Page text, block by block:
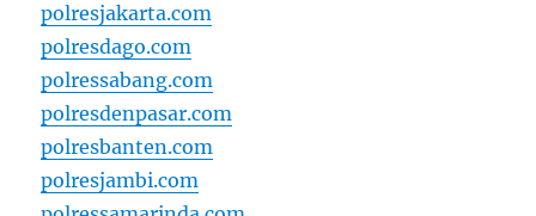
polresjakarta.com
polresdago.com
polressabang.com
polresdenpasar.com
polresbanten.com
polresjambi.com